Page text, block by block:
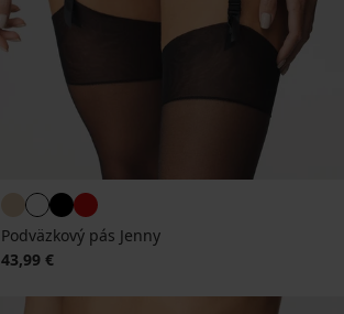
Podväzkový pás Jenny
43,99 €